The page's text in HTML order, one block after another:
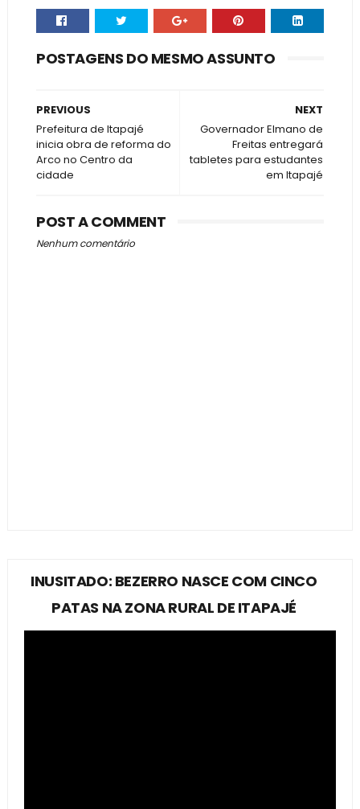
POSTAGENS DO MESMO ASSUNTO
NEXT
Governador Elmano de
Freitas entregará
tabletes para estudantes
em Itapajé
PREVIOUS
Prefeitura de Itapajé
inicia obra de reforma do
Arco no Centro da
cidade
POST A COMMENT
Nenhum comentário
INUSITADO: BEZERRO NASCE COM CINCO
PATAS NA ZONA RURAL DE ITAPAJÉ